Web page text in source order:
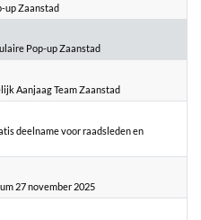
up Zaanstad
Pop-up Zaanstad
Aanjaag Team Zaanstad
deelname voor raadsleden en
27 november 2025